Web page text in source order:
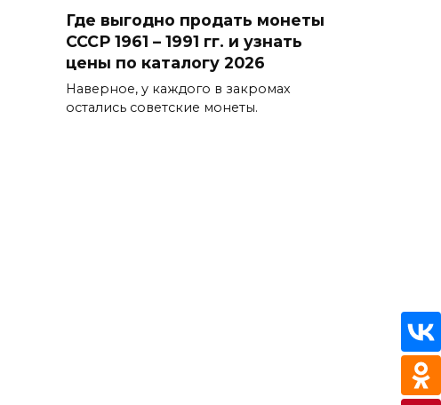
Где выгодно продать монеты
СССР 1961 – 1991 гг. и узнать
цены по каталогу 2026
Наверное, у каждого в закромах
остались советские монеты.